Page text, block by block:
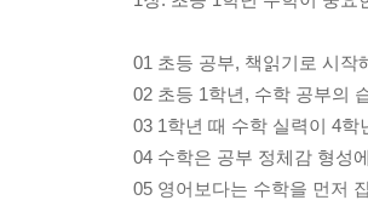
01 초등 공부, 책읽기로 시작
02 초등 1학년, 수학 공부의
03 1학년 때 수학 실력이 4학
04 수학은 공부 정체감 형성
05 영어보다는 수학을 먼저